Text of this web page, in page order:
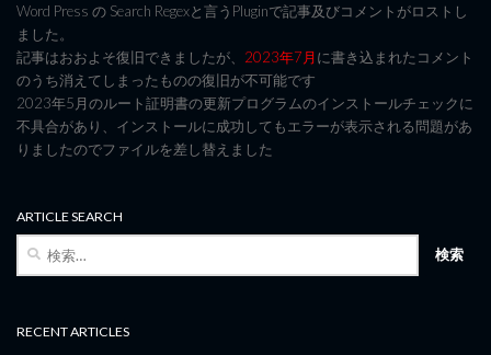
Word Press の Search Regexと言うPluginで記事及びコメントがロストし
ました。
記事はおおよそ復旧できましたが、 2023年7月に書き込まれたコメント
のうち消えてしまったものの復旧が不可能です
2023年5月のルート証明書の更新プログラムのインストールチェックに
不具合があり、インストールに成功してもエラーが表示される問題があ
りましたのでファイルを差し替えました
ARTICLE SEARCH
RECENT ARTICLES